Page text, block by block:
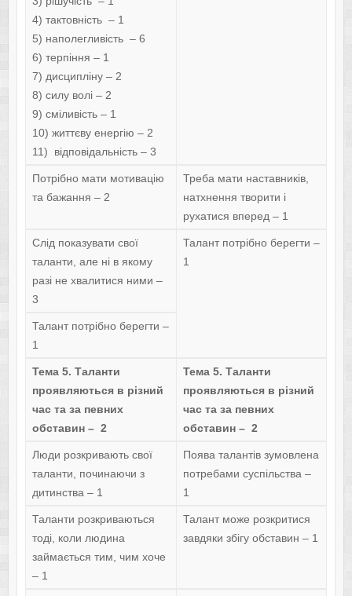
4) тактовність – 1
5) наполегливість – 6
6) терпіння – 1
7) дисципліну – 2
8) силу волі – 2
9) сміливість – 1
10) життєву енергію – 2
11) відповідальність – 3
Потрібно мати мотивацію
та бажання – 2
Треба мати наставників,
натхнення творити і
рухатися вперед – 1
Слід показувати свої
таланти, але ні в якому
разі не хвалитися ними –
3
Талант потрібно берегти –
1
Талант потрібно берегти –
1
Тема 5. Таланти
проявляються в різний
час та за певних
обставин – 2
Тема 5. Таланти
проявляються в різний
час та за певних
обставин – 2
Люди розкривають свої
таланти, починаючи з
дитинства – 1
Поява талантів зумовлена
потребами суспільства –
1
Таланти розкриваються
тоді, коли людина
займається тим, чим хоче
– 1
Талант може розкритися
завдяки збігу обставин – 1